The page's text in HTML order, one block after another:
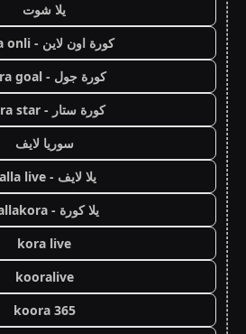
يلا شوت
كورة اون لاين - kora onli
كورة جول - kora goal
كورة ستار - kora star
سوريا لايف
يلا لايف - yalla live
يلا كورة - yallakora
kora live
kooralive
koora 365